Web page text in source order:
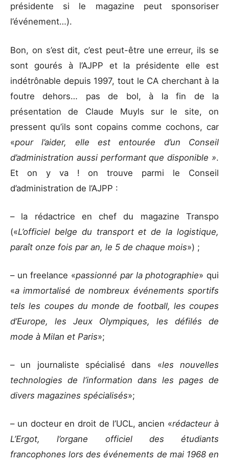
présidente si le magazine peut sponsoriser
l’événement…).
Bon, on s’est dit, c’est peut-être une erreur, ils se
sont gourés à l’AJPP et la présidente elle est
indétrônable depuis 1997, tout le CA cherchant à la
foutre dehors… pas de bol, à la fin de la
présentation de Claude Muyls sur le site, on
pressent qu’ils sont copains comme cochons, car
«pour l’aider, elle est entourée d’un Conseil
d’administration aussi performant que disponible ».
Et on y va ! on trouve parmi le Conseil
d’administration de l’AJPP :
– la rédactrice en chef du magazine Transpo
(«L’officiel belge du transport et de la logistique,
paraît onze fois par an, le 5 de chaque mois») ;
– un freelance «passionné par la photographie» qui
«a immortalisé de nombreux événements sportifs
tels les coupes du monde de football, les coupes
d’Europe, les Jeux Olympiques, les défilés de
mode à Milan et Paris»;
– un journaliste spécialisé dans «les nouvelles
technologies de l’information dans les pages de
divers magazines spécialisés»;
– un docteur en droit de l’UCL, ancien «rédacteur à
L’Ergot, l’organe officiel des étudiants
francophones lors des événements de mai 1968 en